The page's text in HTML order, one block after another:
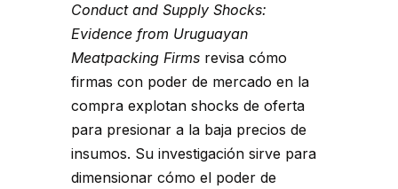
Conduct and Supply Shocks:
Evidence from Uruguayan
Meatpacking Firms revisa cómo
firmas con poder de mercado en la
compra explotan shocks de oferta
para presionar a la baja precios de
insumos. Su investigación sirve para
dimensionar cómo el poder de